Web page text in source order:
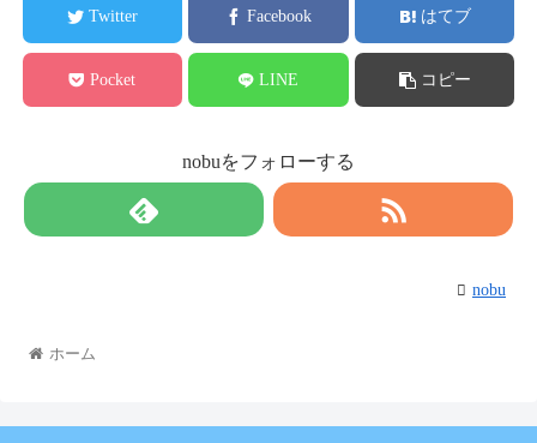
Twitter Facebook はてブ
Pocket LINE コピー
nobuをフォローする
nobu
ホーム